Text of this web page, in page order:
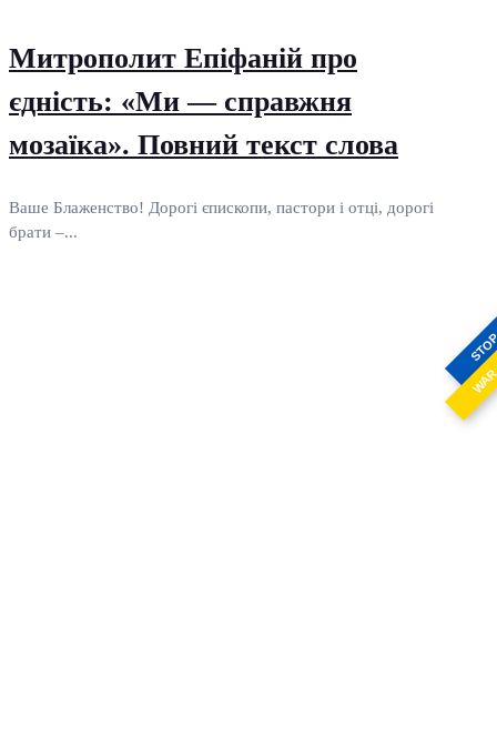
Митрополит Епіфаній про
єдність: «Ми — справжня
мозаїка». Повний текст слова
Ваше Блаженство! Дорогі єпископи, пастори і отці, дорогі
брати –...